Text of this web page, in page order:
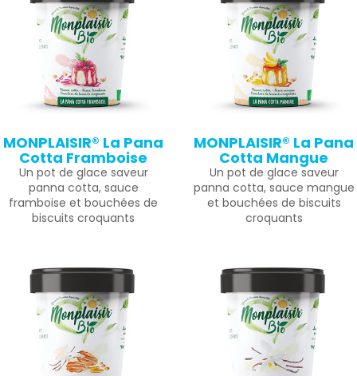
MONPLAISIR® La Pana
Cotta Framboise
Un pot de glace saveur
panna cotta, sauce
framboise et bouchées de
biscuits croquants
MONPLAISIR® La Pana
Cotta Mangue
Un pot de glace saveur
panna cotta, sauce mangue
et bouchées de biscuits
croquants